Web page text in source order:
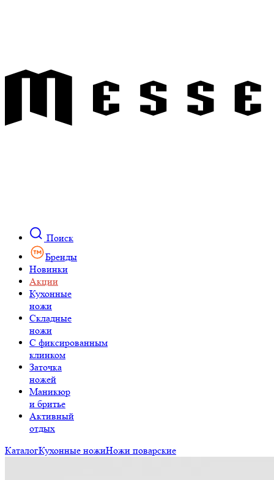
Поиск
Бренды
Новинки
Акции
Кухонные
ножи
Складные
ножи
C фиксированным
клинком
Заточка
ножей
Маникюр
и бритье
Активный
отдых
КаталогКухонные ножиНожи поварские